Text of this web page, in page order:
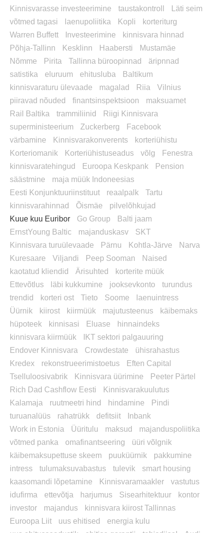
Kinnisvarasse investeerimine
taustakontroll
Läti seim
võtmed tagasi
laenupoliitika Kopli
korteriturg
Warren Buffett
Investeerimine
kinnisvara hinnad
Põhja-Tallinn
Kesklinn Haabersti
Mustamäe
Nõmme
Pirita Tallinna büroopinnad
äripnnad
satistika
eluruum ehitusluba
Baltikum
kinnisvaraturu ülevaade
magalad Riia
Vilnius
piiravad nõuded
finantsinspektsioon
maksuamet
Rail Baltika
trammiliinid
Riigi Kinnisvara
superministeerium
Zuckerberg
Facebook
värbamine
Kinnisvarakonverents
korteriühistu
Korteriomanik
Korteriühistuseadus võlg
Fenestra
kinnisvaratehingud
Euroopa Keskpank
Pension
säästmine
maja müük Indoneesias
Eesti Konjunktuuriinstituut
reaalpalk
Tartu
kinnisvarahinnad
Õismäe
pilvelõhkujad
Kuue kuu Euribor
Go Group
Balti jaam
ErnstYoung Baltic
majanduskasv
SKT
Kinnisvara turuülevaade
Pärnu Kohtla-Järve
Narva
Kuresaare
Viljandi Peep Sooman
Naised
kaotatud kliendid
Ärisuhted
korterite müük
Ettevõtlus
läbi kukkumine jooksevkonto
turundus
trendid
korteri ost Tieto Soome
laenuintress
Üürnik
kiirost kiirmüük majutusteenus
käibemaks
hüpoteek
kinnisasi Eluase
hinnaindeks
kinnisvara kiirmüük
IKT sektori palgauuring
Endover Kinnisvara
Crowdestate
ühisrahastus
Kredex
rekonstrueerimistoetus
Eften Capital
Tselluloosivabrik
Kinnisvara üürimine
Peeter Pärtel
Rich Dad Cashflow Eesti
Kinnisvarakuulutus
Kalamaja
ruutmeetri hind hindamine
Pindi
turuanalüüs
rahatrükk defitsiit
Inbank
Work in Estonia
Üüritulu maksud
majanduspoliitika
võtmed panka
omafinantseering
üüri võlgnik
käibemaksupettuse skeem
puuküürnik
pakkumine
intress
tulumaksuvabastus tulevik
smart housing
kaasomandi lõpetamine
Kinnisvaramaakler
vastutus
idufirma
ettevõtja harjumus Sisearhitektuur
kontor
investor
majandus
kinnisvara kiirost Tallinnas
Euroopa Liit
uus ehitised
energia kulu